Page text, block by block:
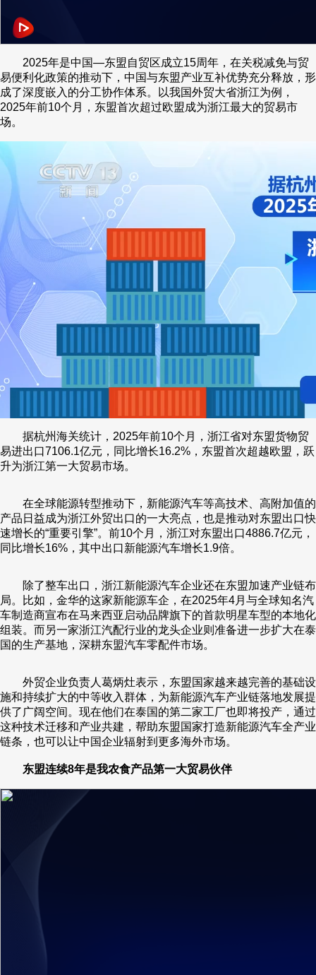
2025年是中国—东盟自贸区成立15周年，在关税减免与贸
易便利化政策的推动下，中国与东盟产业互补优势充分释放，形
成了深度嵌入的分工协作体系。以我国外贸大省浙江为例，
2025年前10个月，东盟首次超过欧盟成为浙江最大的贸易市
场。
据杭州海关统计，2025年前10个月，浙江省对东盟货物贸
易进出口7106.1亿元，同比增长16.2%，东盟首次超越欧盟，跃
升为浙江第一大贸易市场。
在全球能源转型推动下，新能源汽车等高技术、高附加值的
产品日益成为浙江外贸出口的一大亮点，也是推动对东盟出口快
速增长的“重要引擎”。前10个月，浙江对东盟出口4886.7亿元，
同比增长16%，其中出口新能源汽车增长1.9倍。
除了整车出口，浙江新能源汽车企业还在东盟加速产业链布
局。比如，金华的这家新能源车企，在2025年4月与全球知名汽
车制造商宣布在马来西亚启动品牌旗下的首款明星车型的本地化
组装。而另一家浙江汽配行业的龙头企业则准备进一步扩大在泰
国的生产基地，深耕东盟汽车零配件市场。
外贸企业负责人葛炳灶表示，东盟国家越来越完善的基础设
施和持续扩大的中等收入群体，为新能源汽车产业链落地发展提
供了广阔空间。现在他们在泰国的第二家工厂也即将投产，通过
这种技术迁移和产业共建，帮助东盟国家打造新能源汽车全产业
链条，也可以让中国企业辐射到更多海外市场。
东盟连续8年是我农食产品第一大贸易伙伴